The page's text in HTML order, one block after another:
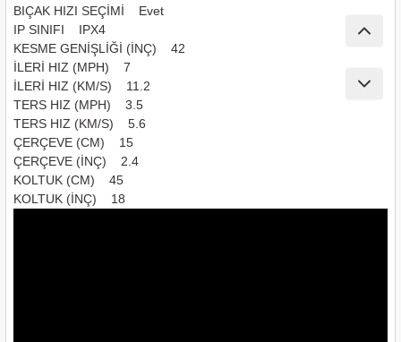
BIÇAK HIZI SEÇİMİ Evet
IP SINIFI IPX4
KESME GENİŞLİĞİ (İNÇ) 42
İLERİ HIZ (MPH) 7
İLERİ HIZ (KM/S) 11.2
TERS HIZ (MPH) 3.5
TERS HIZ (KM/S) 5.6
ÇERÇEVE (CM) 15
ÇERÇEVE (İNÇ) 2.4
KOLTUK (CM) 45
KOLTUK (İNÇ) 18